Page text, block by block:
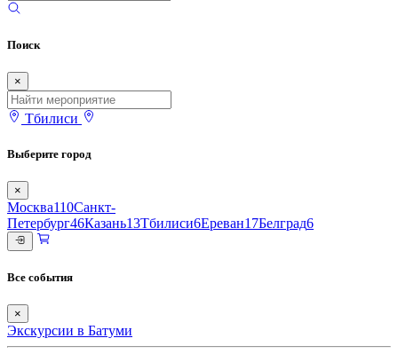
Поиск
×
Тбилиси
Выберите город
×
Москва110Санкт-
Петербург46Казань13Тбилиси6Ереван17Белград6
Все события
×
Экскурсии в Батуми